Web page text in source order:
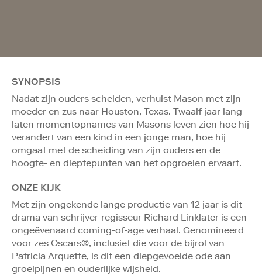
SYNOPSIS
Nadat zijn ouders scheiden, verhuist Mason met zijn
moeder en zus naar Houston, Texas. Twaalf jaar lang
laten momentopnames van Masons leven zien hoe hij
verandert van een kind in een jonge man, hoe hij
omgaat met de scheiding van zijn ouders en de
hoogte- en dieptepunten van het opgroeien ervaart.
ONZE KIJK
Met zijn ongekende lange productie van 12 jaar is dit
drama van schrijver-regisseur Richard Linklater is een
ongeëvenaard coming-of-age verhaal. Genomineerd
voor zes Oscars®, inclusief die voor de bijrol van
Patricia Arquette, is dit een diepgevoelde ode aan
groeipijnen en ouderlijke wijsheid.